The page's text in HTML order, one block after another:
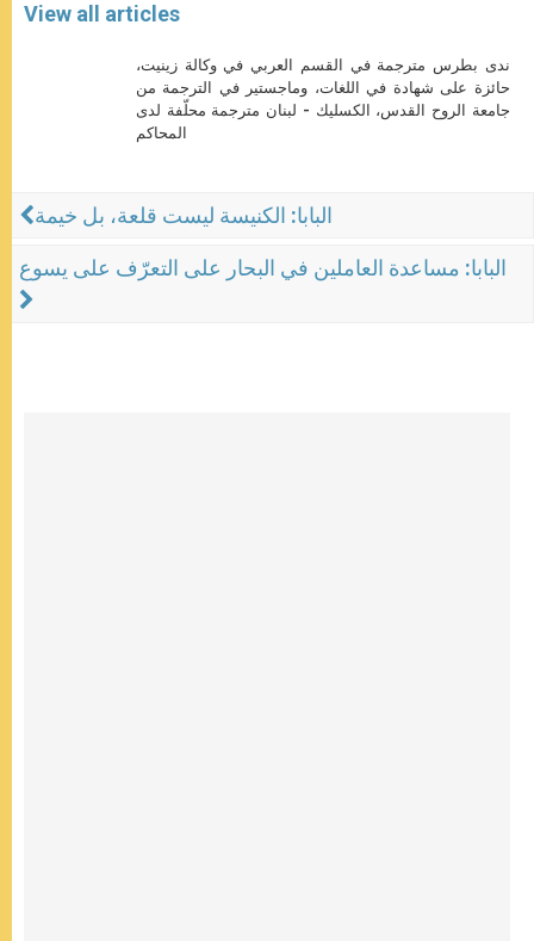
View all articles
ندى بطرس مترجمة في القسم العربي في وكالة زينيت،
حائزة على شهادة في اللغات، وماجستير في الترجمة من
جامعة الروح القدس، الكسليك - لبنان مترجمة محلّفة لدى
المحاكم
البابا: الكنيسة ليست قلعة، بل خيمة
البابا: مساعدة العاملين في البحار على التعرّف على يسوع